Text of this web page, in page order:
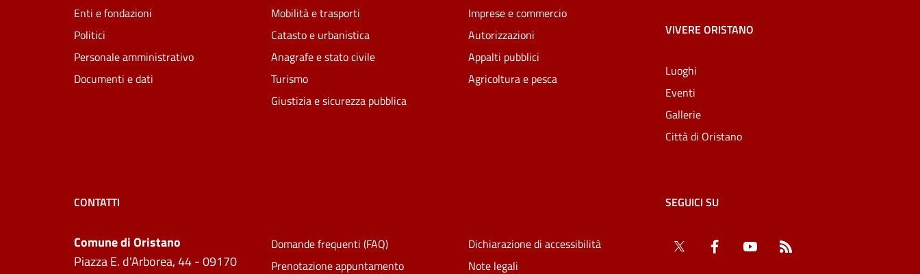
Enti e fondazioni
Politici
Personale amministrativo
Documenti e dati
Mobilità e trasporti
Catasto e urbanistica
Anagrafe e stato civile
Turismo
Giustizia e sicurezza pubblica
Imprese e commercio
Autorizzazioni
Appalti pubblici
Agricoltura e pesca
VIVERE ORISTANO
Luoghi
Eventi
Gallerie
Città di Oristano
CONTATTI
Comune di Oristano
Piazza E. d'Arborea, 44 - 09170
Domande frequenti (FAQ)
Prenotazione appuntamento
Dichiarazione di accessibilità
Note legali
SEGUICI SU
Twitter Facebook YouTube